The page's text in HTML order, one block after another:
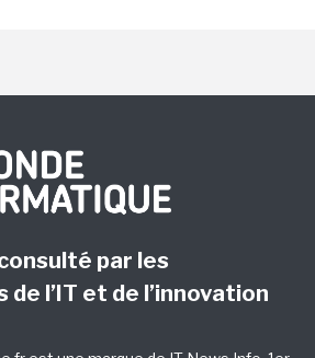
par les
l’IT et de l’innovation